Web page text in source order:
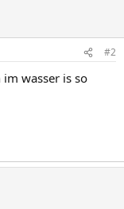
#2
wasser is so